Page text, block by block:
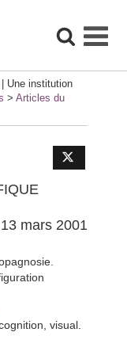
Une institution
> Articles du
mars 2001